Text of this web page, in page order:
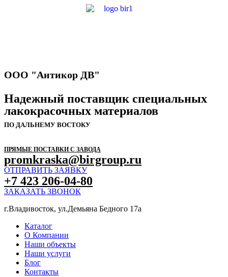
ООО "Антикор ДВ"
Надежный поставщик специальных
лакокрасочных материалов
ПО ДАЛЬНЕМУ ВОСТОКУ
ПРЯМЫЕ ПОСТАВКИ С ЗАВОДА
promkraska@birgroup.ru
ОТПРАВИТЬ ЗАЯВКУ
+7 423 206-04-80
ЗАКАЗАТЬ ЗВОНОК
г.Владивосток, ул.Демьяна Бедного 17а
Каталог
О Компании
Наши объекты
Наши услуги
Блог
Контакты